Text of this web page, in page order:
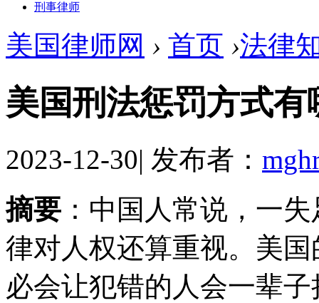
刑事律师
美国律师网 › 首页 ›法律
美国刑法惩罚方式有
2023-12-30| 发布者：
摘要 ：中国人常说，一
律对人权还算重视。美
必会让犯错的人会一辈